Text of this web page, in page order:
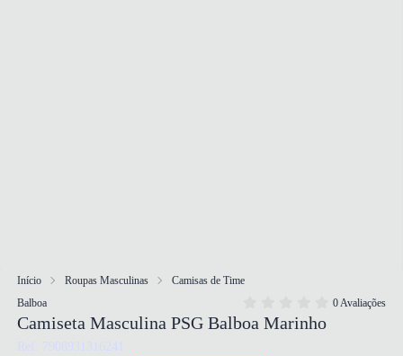
Início Roupas Masculinas
Camisas de Time
Balboa
0 Avaliações
Camiseta Masculina PSG Balboa Marinho
Ref: 7908931316241